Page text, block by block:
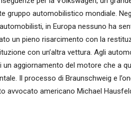
gruppo automobilistico mondiale.
in Europa nessuno ha
un pieno risarcimento con la
con un’altra vettura. Agli
aggiornamento del motore che a
Il processo di Braunschweig e
avvocato americano Michael